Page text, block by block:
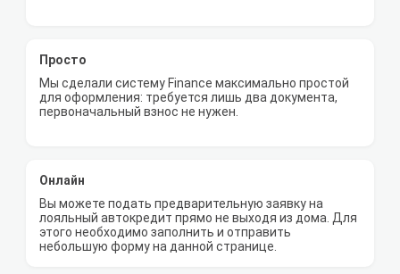
Просто
Мы сделали систему Finance максимально простой
для оформления: требуется лишь два документа,
первоначальный взнос не нужен.
Онлайн
Вы можете подать предварительную заявку на
лояльный автокредит прямо не выходя из дома. Для
этого необходимо заполнить и отправить
небольшую форму на данной странице.